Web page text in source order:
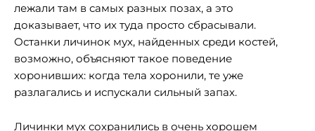
лежали там в самых разных позах, а это
доказывает, что их туда просто сбрасывали.
Останки личинок мух, найденных среди костей,
возможно, объясняют такое поведение
хоронивших: когда тела хоронили, те уже
разлагались и испускали сильный запах.
Личинки мух сохранились в очень хорошем